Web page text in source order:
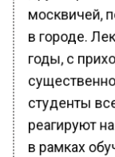
москвичей,
в городе.
годы, с
студенты
реагируют
в рамках